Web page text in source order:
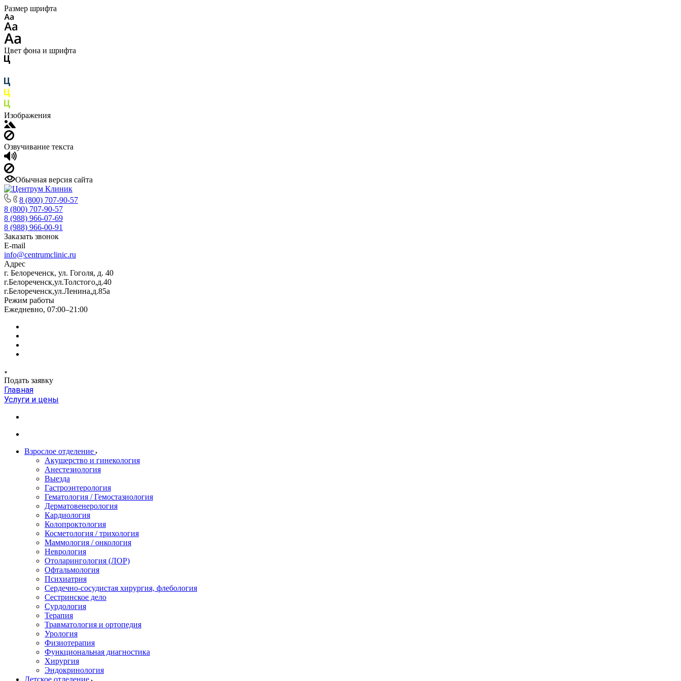
Размер шрифта
Цвет фона и шрифта
Изображения
Озвучивание текста
Обычная версия сайта
8 (800) 707-90-57
8 (800) 707-90-57
8 (988) 966-07-69
8 (988) 966-00-91
Заказать звонок
E-mail
info@centrumclinic.ru
Адрес
г. Белореченск, ул. Гоголя, д. 40
г.Белореченск,ул.Толстого,д.40
г.Белореченск,ул.Ленина,д.85а
Режим работы
Ежедневно, 07:00–21:00
Подать заявку
Главная
Услуги и цены
Взрослое отделение
Акушерство и гинекология
Анестезиология
Выезда
Гастроэнтерология
Гематология / Гемостазиология
Дерматовенерология
Кардиология
Колопроктология
Косметология / трихология
Маммология / онкология
Неврология
Отоларингология (ЛОР)
Офтальмология
Психиатрия
Сердечно-сосудистая хирургия, флебология
Сестринское дело
Сурдология
Терапия
Травматология и ортопедия
Урология
Физиотерапия
Функциональная диагностика
Хирургия
Эндокринология
Детское отделение